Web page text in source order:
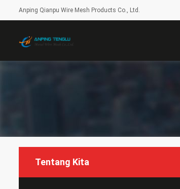
Anping Qianpu Wire Mesh Products Co., Ltd.
Tentang Kita